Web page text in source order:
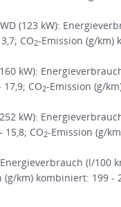
(123 kW):
CO2-Emission (g/km)
kW):
CO2-Emission (g/
kW):
15,8; CO2-Emission (g/
(l/100
(g/km) kombiniert: 199 -